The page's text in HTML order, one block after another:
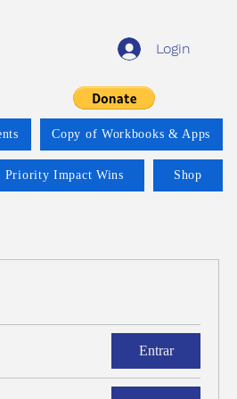
Login
Copy of Workbooks & Apps
Priority Impact Wins Shop
Entrar